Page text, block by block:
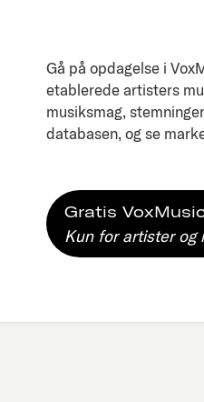
Gå på opdagelse i
etablerede artisters
musiksmag,
databasen, og se
Gratis
Kun for artister og